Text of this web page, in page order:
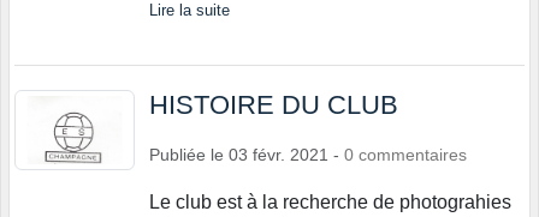
Lire la suite
HISTOIRE DU CLUB
Publiée le 03 févr. 2021 - 0 commentaires
Le club est à la recherche de photograhies